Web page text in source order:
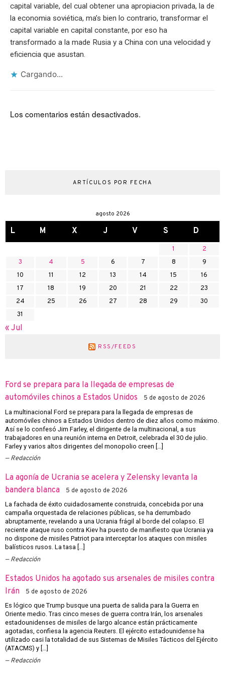
capital variable, del cual obtener una apropiacion privada, la de
la economia soviética, ma’s bien lo contrario, transformar el
capital variable en capital constante, por eso ha
transformado a la made Rusia y a China con una velocidad y
eficiencia que asustan.
Cargando...
Los comentarios están desactivados.
ARTÍCULOS POR FECHA
agosto 2026
L M X J V S D
1
2
3
4 5 6 7 8
9
10
11 12 13 14 15
16
17
18 19 20 21 22
23
24
25 26 27 28 29
30
31
« Jul
RSS/FEEDS
Ford se prepara para la llegada de empresas de
automóviles chinos a Estados Unidos
5 de agosto de 2026
La multinacional Ford se prepara para la llegada de empresas de
automóviles chinos a Estados Unidos dentro de diez años como máximo.
Así se lo confesó Jim Farley, el dirigente de la multinacional, a sus
trabajadores en una reunión interna en Detroit, celebrada el 30 de julio.
Farley y varios altos dirigentes del monopolio creen […]
Redacción
La agonía de Ucrania se acelera y Zelensky levanta la
bandera blanca
5 de agosto de 2026
La fachada de éxito cuidadosamente construida, concebida por una
campaña orquestada de relaciones públicas, se ha derrumbado
abruptamente, revelando a una Ucrania frágil al borde del colapso. El
reciente ataque ruso contra Kiev ha puesto de manifiesto que Ucrania ya
no dispone de misiles Patriot para interceptar los ataques con misiles
balísticos rusos. La tasa […]
Redacción
Estados Unidos ha agotado sus arsenales de misiles contra
Irán
5 de agosto de 2026
Es lógico que Trump busque una puerta de salida para la Guerra en
Oriente medio. Tras cinco meses de guerra contra Irán, los arsenales
estadounidenses de misiles de largo alcance están prácticamente
agotadas, confiesa la agencia Reuters. El ejército estadounidense ha
utilizado casi la totalidad de sus Sistemas de Misiles Tácticos del Ejército
(ATACMS) y […]
Redacción